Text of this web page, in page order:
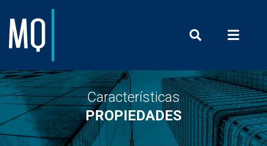
Características
PROPIEDADES